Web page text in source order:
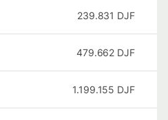
239.831 DJF
479.662 DJF
1.199.155 DJF